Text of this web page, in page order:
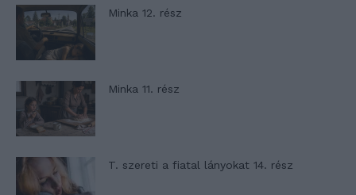
Minka 12. rész
Minka 11. rész
T. szereti a fiatal lányokat 14. rész